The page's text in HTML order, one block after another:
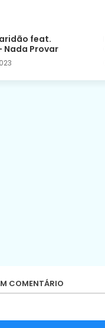
feat.
Nada Provar
COMENTÁRIO